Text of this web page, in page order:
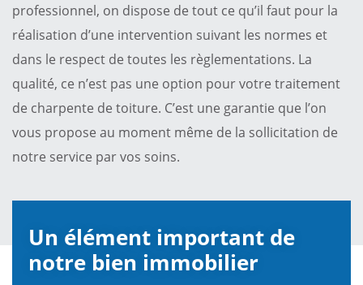
professionnel, on dispose de tout ce qu’il faut pour la
réalisation d’une intervention suivant les normes et
dans le respect de toutes les règlementations. La
qualité, ce n’est pas une option pour votre traitement
de charpente de toiture. C’est une garantie que l’on
vous propose au moment même de la sollicitation de
notre service par vos soins.
Un élément important de
notre bien immobilier